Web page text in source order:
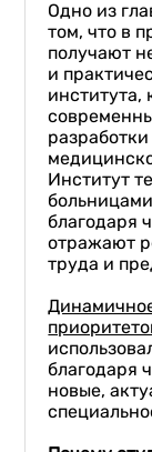
Одно из
том, что в
получают
и
Институт
благодаря
отражают
труда и
благодаря
новые,